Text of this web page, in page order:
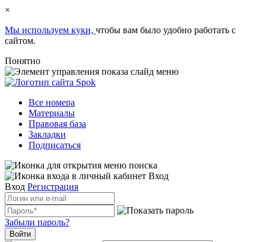
×
Мы используем куки, чтобы вам было удобно работать с
сайтом.
Понятно
Все номера
Материалы
Правовая база
Закладки
Подписаться
Вход
Вход Регистрация
Забыли пароль?
Войти